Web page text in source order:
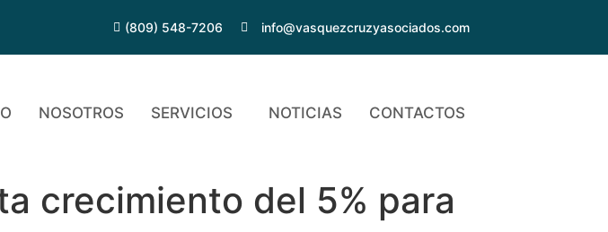
(809) 548-7206 info@vasquezcruzyasociados.com
NOSOTROS SERVICIOS NOTICIAS CONTACTOS
crecimiento del 5% para